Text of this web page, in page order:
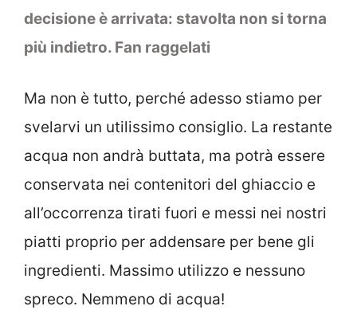
decisione è arrivata: stavolta non si torna
più indietro. Fan raggelati
Ma non è tutto, perché adesso stiamo per
svelarvi un utilissimo consiglio. La restante
acqua non andrà buttata, ma potrà essere
conservata nei contenitori del ghiaccio e
all’occorrenza tirati fuori e messi nei nostri
piatti proprio per addensare per bene gli
ingredienti. Massimo utilizzo e nessuno
spreco. Nemmeno di acqua!